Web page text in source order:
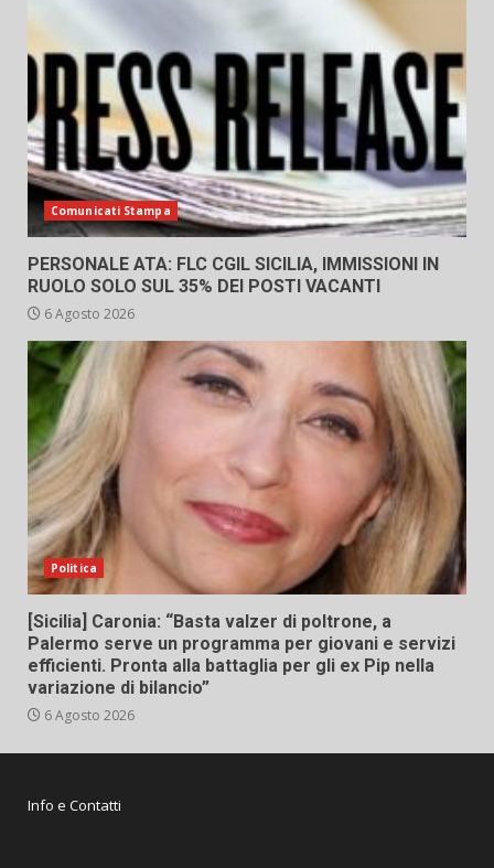
Comunicati Stampa
PERSONALE ATA: FLC CGIL SICILIA, IMMISSIONI IN
RUOLO SOLO SUL 35% DEI POSTI VACANTI
6 Agosto 2026
Politica
[Sicilia] Caronia: “Basta valzer di poltrone, a
Palermo serve un programma per giovani e servizi
efficienti. Pronta alla battaglia per gli ex Pip nella
variazione di bilancio”
6 Agosto 2026
Info e Contatti